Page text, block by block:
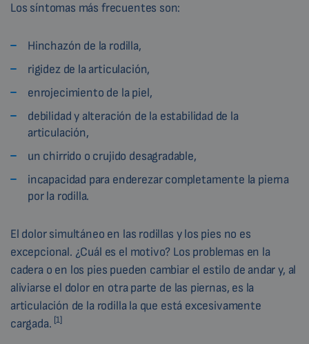
Los síntomas más frecuentes son:
Hinchazón de la rodilla,
rigidez de la articulación,
enrojecimiento de la piel,
debilidad y alteración de la estabilidad de la
articulación,
un chirrido o crujido desagradable,
incapacidad para enderezar completamente la pierna
por la rodilla.
El dolor simultáneo en las rodillas y los pies no es
excepcional. ¿Cuál es el motivo? Los problemas en la
cadera o en los pies pueden cambiar el estilo de andar y, al
aliviarse el dolor en otra parte de las piernas, es la
articulación de la rodilla la que está excesivamente
cargada. [1]